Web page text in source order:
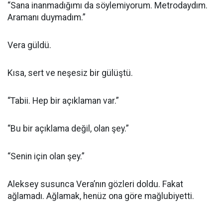
“Sana inanmadığımı da söylemiyorum. Metrodaydım.
Aramanı duymadım.”
Vera güldü.
Kısa, sert ve neşesiz bir gülüştü.
“Tabii. Hep bir açıklaman var.”
“Bu bir açıklama değil, olan şey.”
“Senin için olan şey.”
Aleksey susunca Vera’nın gözleri doldu. Fakat
ağlamadı. Ağlamak, henüz ona göre mağlubiyetti.